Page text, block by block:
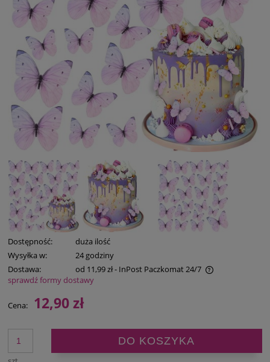
Dostępność:
duża ilość
Wysyłka w:
24 godziny
Dostawa:
od 11,99 zł- InPost Paczkomat 24/7
Cena nie zawiera ewentualnych kosztów płatności
sprawdź formy dostawy
Cena: 12,90 zł
DO KOSZYKA